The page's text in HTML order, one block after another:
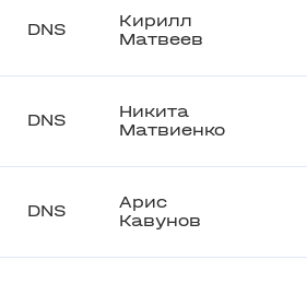
DNS
Кирилл
Матвеев
DNS
Никита
Матвиенко
DNS
Арис
Кавунов